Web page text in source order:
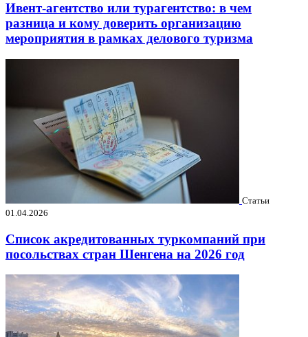
Ивент-агентство или турагентство: в чем
разница и кому доверить организацию
мероприятия в рамках делового туризма
Статьи
01.04.2026
Список акредитованных туркомпаний при
посольствах стран Шенгена на 2026 год